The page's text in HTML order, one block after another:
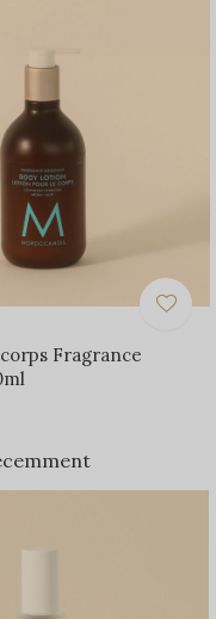
Fragrance